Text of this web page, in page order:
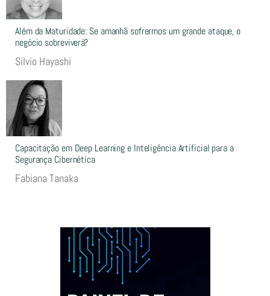
Além da Maturidade: Se amanhã sofrermos um grande ataque, o
negócio sobreviverá?
Silvio Hayashi
Capacitação em Deep Learning e Inteligência Artificial para a
Segurança Cibernética
Fabiana Tanaka